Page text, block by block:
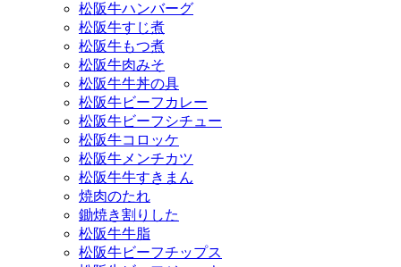
松阪牛ハンバーグ
松阪牛すじ煮
松阪牛もつ煮
松阪牛肉みそ
松阪牛牛丼の具
松阪牛ビーフカレー
松阪牛ビーフシチュー
松阪牛コロッケ
松阪牛メンチカツ
松阪牛牛すきまん
焼肉のたれ
鋤焼き割りした
松阪牛牛脂
松阪牛ビーフチップス